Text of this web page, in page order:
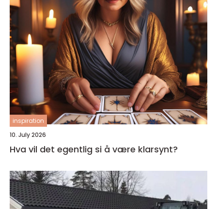
inspiration
10. July 2026
Hva vil det egentlig si å være klarsynt?